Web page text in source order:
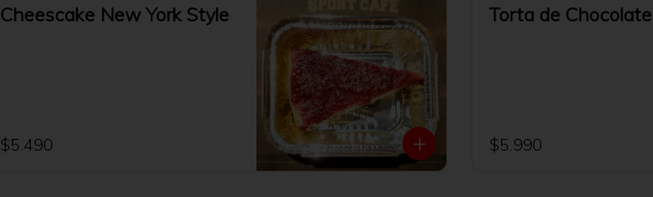
Cheescake New York Style
$5.490
Torta de Chocolate
$5.990